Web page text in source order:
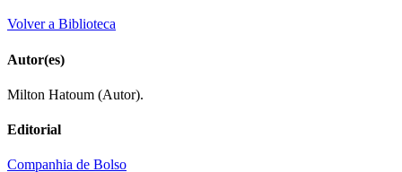
Volver a Biblioteca
Autor(es)
Milton Hatoum (Autor).
Editorial
Companhia de Bolso